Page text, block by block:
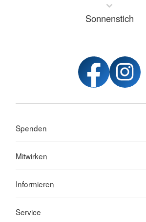
Sonnenstich
Spenden
Mitwirken
Informieren
Service